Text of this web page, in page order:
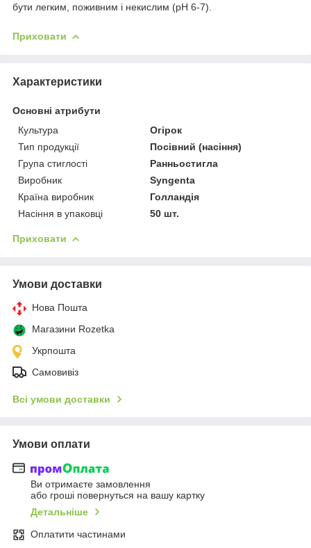
бути легким, поживним і некислим (pH 6-7).
Приховати
Характеристики
Основні атрибути
Культура
Огірок
Тип продукції
Посівний (насіння)
Група стиглості
Ранньостигла
Виробник
Syngenta
Країна виробник
Голландія
Насіння в упаковці
50 шт.
Приховати
Умови доставки
Нова Пошта
Магазини Rozetka
Укрпошта
Самовивіз
Всі умови доставки
Умови оплати
Ви отримаєте замовлення
або гроші повернуться на вашу картку
Детальніше
Оплатити частинами